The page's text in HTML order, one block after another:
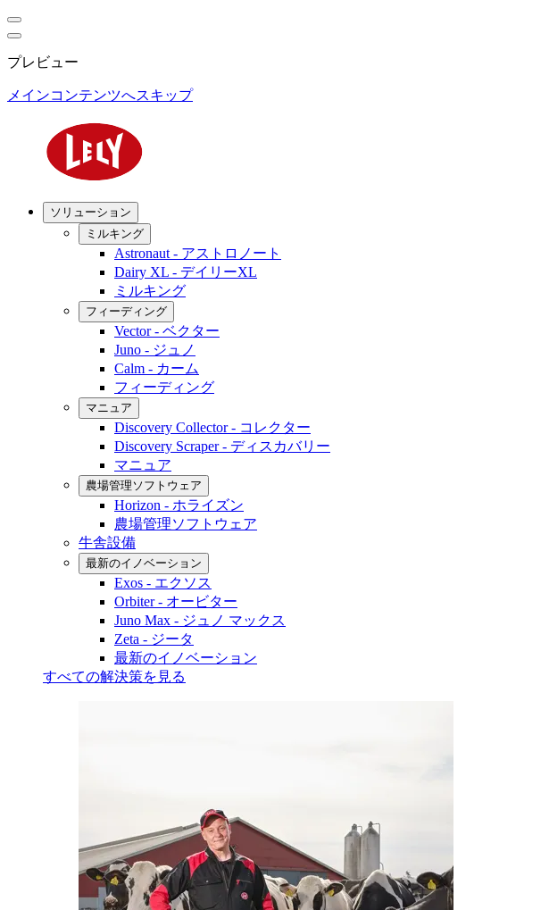
プレビュー
メインコンテンツへスキップ
ソリューション
ミルキング
Astronaut - アストロノート
Dairy XL - デイリーXL
ミルキング
フィーディング
Vector - ベクター
Juno - ジュノ
Calm - カーム
フィーディング
マニュア
Discovery Collector - コレクター
Discovery Scraper - ディスカバリー
マニュア
農場管理ソフトウェア
Horizon - ホライズン
農場管理ソフトウェア
牛舎設備
最新のイノベーション
Exos - エクソス
Orbiter - オービター
Juno Max - ジュノ マックス
Zeta - ジータ
最新のイノベーション
すべての解決策を見る